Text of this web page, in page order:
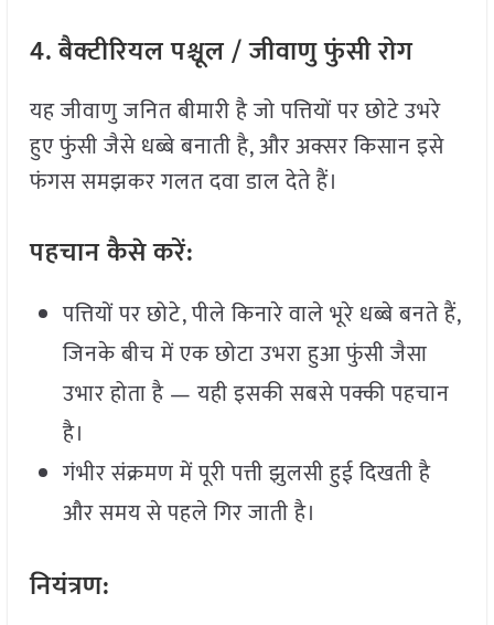
4.बैक्टीरियलपश्चूल /जीवाणुफुंसीरोग
यह जीवाणु जनित बीमारी है जो पत्तियों पर छोटे उभरे
हुए फुंसी जैसे धब्बे बनाती है, और अक्सर किसान इसे
फंगस समझकर गलत दवा डाल देते हैं।
पहचानकैसेकरें:
पत्तियों पर छोटे, पीले किनारे वाले भूरे धब्बे बनते हैं,
जिनके बीच में एक छोटा उभरा हुआ फुंसी जैसा
उभार होता है — यही इसकी सबसे पक्की पहचान
है।
गंभीर संक्रमण में पूरी पत्ती झुलसी हुई दिखती है
और समय से पहले गिर जाती है।
नियंत्रण: